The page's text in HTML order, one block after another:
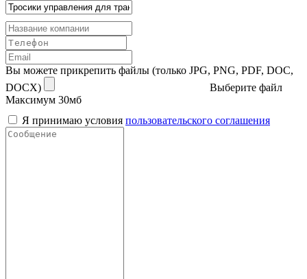
Вы можете прикрепить файлы (только JPG, PNG, PDF, DOC,
DOCX)
Выберите файл
Максимум 30мб
Я принимаю условия пользовательского соглашения